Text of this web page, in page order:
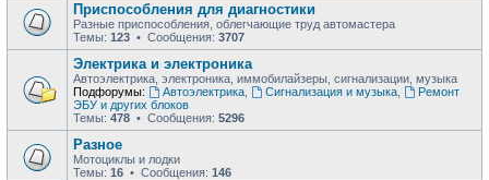
Приспособления для диагностики
Разные приспособления, облегчающие труд автомастера
Темы: 123 • Сообщения: 3707
Электрика и электроника
Автоэлектрика, электроника, иммобилайзеры, сигнализации, музыка
Подфорумы:
Автоэлектрика, Сигнализация и музыка,
Ремонт
ЭБУ и других блоков
Темы: 478 • Сообщения: 5296
Разное
Мотоциклы и лодки
Темы: 16 • Сообщения: 146